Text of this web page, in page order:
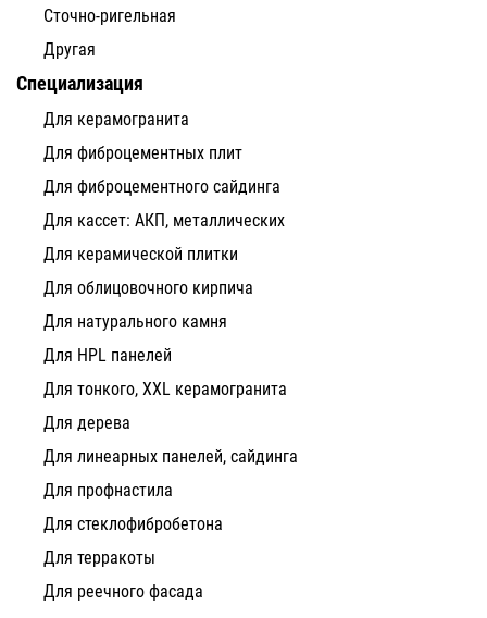
Сточно-ригельная
Другая
Специализация
Для керамогранита
Для фиброцементных плит
Для фиброцементного сайдинга
Для кассет: АКП, металлических
Для керамической плитки
Для облицовочного кирпича
Для натурального камня
Для HPL панелей
Для тонкого, XXL керамогранита
Для дерева
Для линеарных панелей, сайдинга
Для профнастила
Для стеклофибробетона
Для терракоты
Для реечного фасада